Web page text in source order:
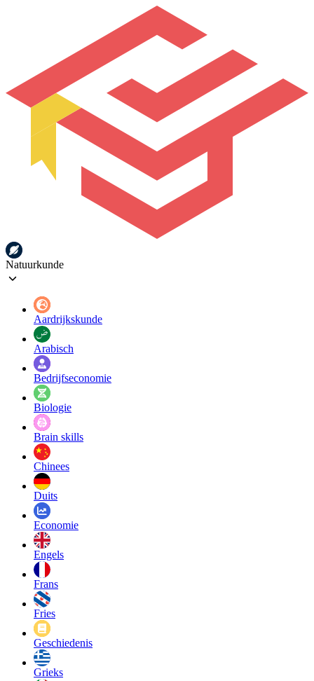
Natuurkunde
Aardrijkskunde
Arabisch
Bedrijfseconomie
Biologie
Brain skills
Chinees
Duits
Economie
Engels
Frans
Fries
Geschiedenis
Grieks